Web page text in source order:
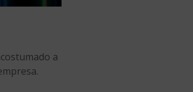
a